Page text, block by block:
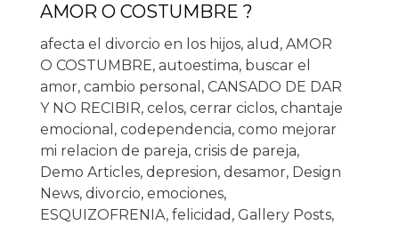
AMOR O COSTUMBRE ?
afecta el divorcio en los hijos, alud , AMOR
O COSTUMBRE, autoestima, buscar el
amor, cambio personal , CANSADO DE DAR
Y NO RECIBIR, celos, cerrar ciclos, chantaje
emocional , codependencia, como mejorar
mi relacion de pareja, crisis de pareja,
Demo Articles, depresion, desamor, Design
News, divorcio, emociones,
ESQUIZOFRENIA, felicidad , Gallery Posts,